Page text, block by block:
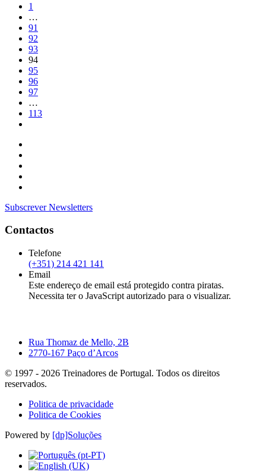
1
…
91
92
93
94
95
96
97
…
113
Subscrever Newsletters
Contactos
Telefone
(+351) 214 421 141
Email
Este endereço de email está protegido contra piratas.
Necessita ter o JavaScript autorizado para o visualizar.
Rua Thomaz de Mello, 2B
2770-167 Paço d’Arcos
© 1997 - 2026 Treinadores de Portugal. Todos os direitos
reservados.
Politica de privacidade
Politica de Cookies
Powered by [dp]Soluções